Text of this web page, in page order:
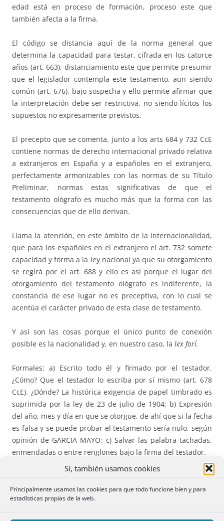
Sí, también usamos cookies
Principalmente usamos las cookies para que todo funcione bien y para
estadísticas propias de la web.
edad está en proceso de formación, proceso este que
también afecta a la firma.
El código se distancia aquí de la norma general que
determina la capacidad para testar, cifrada en los catorce
años (art. 663), distanciamiento este que permite presumir
que el legislador contempla este testamento, aun siendo
común (art. 676), bajo sospecha y ello permite afirmar que
la interpretación debe ser restrictiva, no siendo lícitos los
supuestos no expresamente previstos.
El precepto que se comenta, junto a los arts 684 y 732 CcE
contiene normas de derecho internacional privado relativa
a extranjeros en España y a españoles en el extranjero,
perfectamente armonizables con las normas de su Título
Preliminar, normas estas significativas de que el
testamento ológrafo es mucho más que la forma con las
consecuencias que de ello derivan.
Llama la atención, en este ámbito de la internacionalidad,
que para los españoles en el extranjero el art. 732 somete
capacidad y forma a la ley nacional ya que su otorgamiento
se regirá por el art. 688 y ello es así porque el lugar del
otorgamiento del testamento ológrafo es indiferente, la
constancia de ese lugar no es preceptiva, con lo cual se
acentúa el carácter privado de esta clase de testamento.
Y así son las cosas porque el único punto de conexión
posible es la nacionalidad y, en nuestro caso, la lex fori´.
Formales: a) Escrito todo él y firmado por el testador.
¿Cómo? Que el testador lo escriba por sí mismo (art. 678
CcE). ¿Dónde? La histórica exigencia de papel timbrado es
suprimida por la ley de 23 de julio de 1904; b) Expresión
del año, mes y día en que se otorgue, de ahí que si la fecha
es falsa y se puede probar el testamento sería nulo, según
opinión de GARCIA MAYO; c) Salvar las palabra tachadas,
enmendadas o entre renglones bajo la firma del testador.
La mencionada ley no contiene una Exposición de Motivos
que aclararía las cosas y lavoluntas legis, exposición hoy
obligada en toda norma con rango de ley.